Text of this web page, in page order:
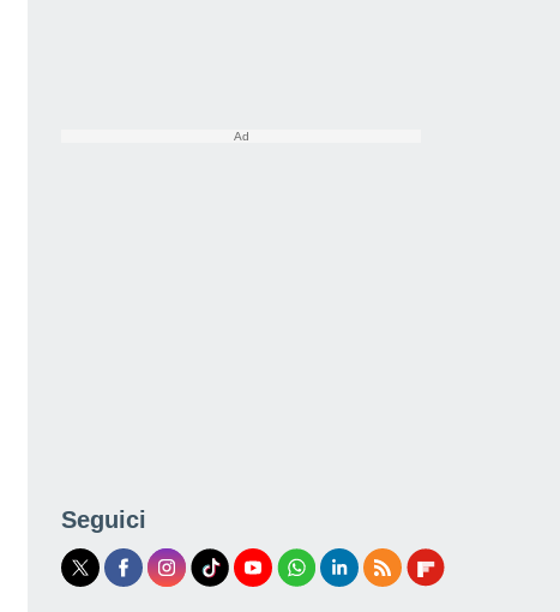
Seguici